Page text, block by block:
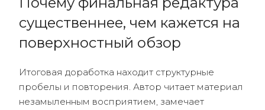
существеннее, чем кажется на
поверхностный обзор
Итоговая доработка находит структурные
пробелы и повторения. Автор читает материал
незамыленным восприятием, замечает